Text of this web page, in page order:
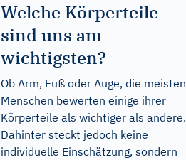
Welche Körperteile
sind uns am
wichtigsten?
Ob Arm, Fuß oder Auge, die meisten
Menschen bewerten einige ihrer
Körperteile als wichtiger als andere.
Dahinter steckt jedoch keine
individuelle Einschätzung, sondern